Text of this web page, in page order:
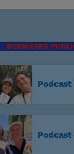
DERNIÈRES
Podcast
Podcast